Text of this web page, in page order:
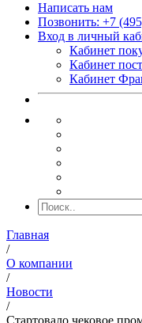
Написать нам
Позвонить: +7
Вход в личный
Кабинет
Кабинет
Кабинет
Главная
/
О компании
/
Новости
/
Стартовало чековое